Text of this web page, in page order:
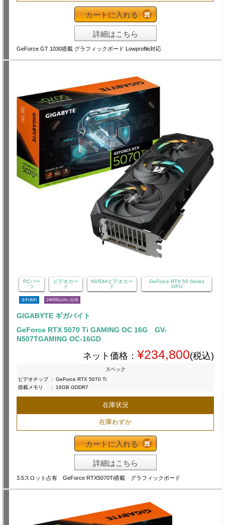
カートに入れる
詳細はこちら
GeForce GT 1030搭載 グラフィックボード Lowprofile対応
PCパー
ツ
ビデオカー
ド
NVIDIAビデオカー
ド
GeForce RTX 50 Series
GPU
送料無料 24時間以内に出荷
GIGABYTE ギガバイト
GeForce RTX 5070 Ti GAMING OC 16G GV-
N507TGAMING OC-16GD
ネット価格： ¥234,800(税込)
スペック
ビデオチップ :
GeForce RTX 5070 Ti
搭載メモリ
: 16GB GDDR7
在庫状況
在庫わずか
カートに入れる
詳細はこちら
3.5スロット占有 GeForce RTX5070Ti搭載 グラフィックボード